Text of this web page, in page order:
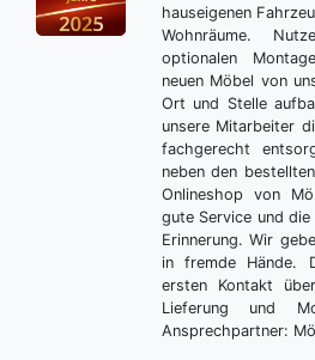
hauseigenen
Wohnräume.
optionalen
neuen Möbel von
Ort und Stelle
unsere Mitarbeiter
fachgerecht
neben den
Onlineshop von
gute Service und
Erinnerung. Wir
in fremde Hände.
ersten Kontakt
Lieferung und
Ansprechpartner: